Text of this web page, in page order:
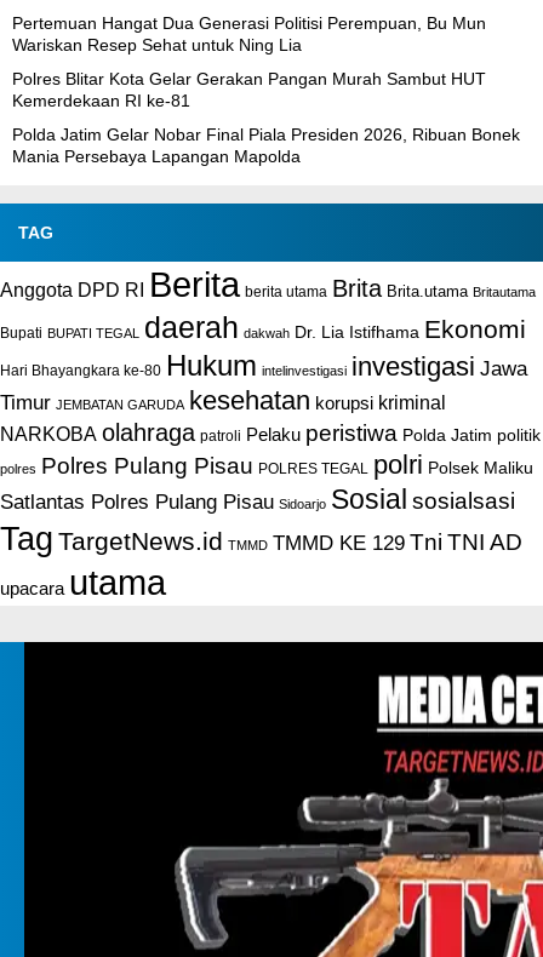
Pertemuan Hangat Dua Generasi Politisi Perempuan, Bu Mun
Wariskan Resep Sehat untuk Ning Lia
Polres Blitar Kota Gelar Gerakan Pangan Murah Sambut HUT
Kemerdekaan RI ke-81
Polda Jatim Gelar Nobar Final Piala Presiden 2026, Ribuan Bonek
Mania Persebaya Lapangan Mapolda
TAG
Anggota DPD RI Berita berita utama Brita Brita.utama Britautama
Bupati BUPATI TEGAL daerah dakwah Dr. Lia Istifhama Ekonomi
Hari Bhayangkara ke-80 Hukum intelinvestigasi investigasi Jawa
Timur JEMBATAN GARUDA kesehatan korupsi kriminal
NARKOBA olahraga patroli Pelaku peristiwa Polda Jatim politik
polres Polres Pulang Pisau POLRES TEGAL polri Polsek Maliku
Satlantas Polres Pulang Pisau Sidoarjo Sosial sosialsasi
Tag TargetNews.id TMMD TMMD KE 129 Tni TNI AD
upacara utama